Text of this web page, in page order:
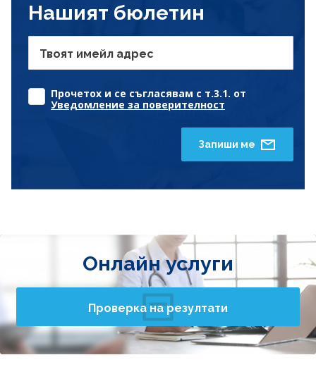
Нашият бюлетин
Твоят имейл адрес
Прочетох и се съгласявам с т.3.1. от
Уведомление за поверителност
Запиши ме
Онлайн услуги
Проверка на резултати